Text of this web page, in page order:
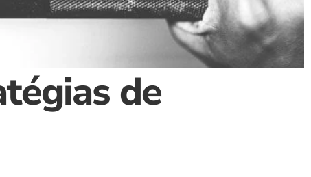
de